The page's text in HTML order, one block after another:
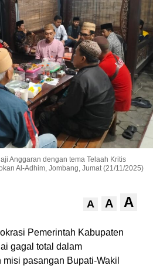
Anggaran dengan tema Telaah Kritis
Al-Adhim, Jombang, Jumat (21/11/2025)
A A A
Pemerintah Kabupaten
gagal total dalam
pasangan Bupati-Wakil